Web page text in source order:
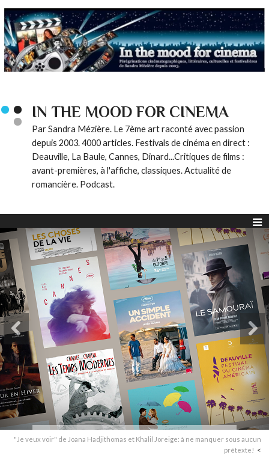
IN THE MOOD FOR CINEMA
Par Sandra Mézière. Le 7ème art raconté avec passion
depuis 2003. 4000 articles. Festivals de cinéma en direct :
Deauville, La Baule, Cannes, Dinard...Critiques de films :
avant-premières, à l'affiche, classiques. Actualité de
romancière. Podcast.
"Je veux voir" de Joana Hadjithomas et Khalil Joreige: à ne manquer sous aucun
prétexte!